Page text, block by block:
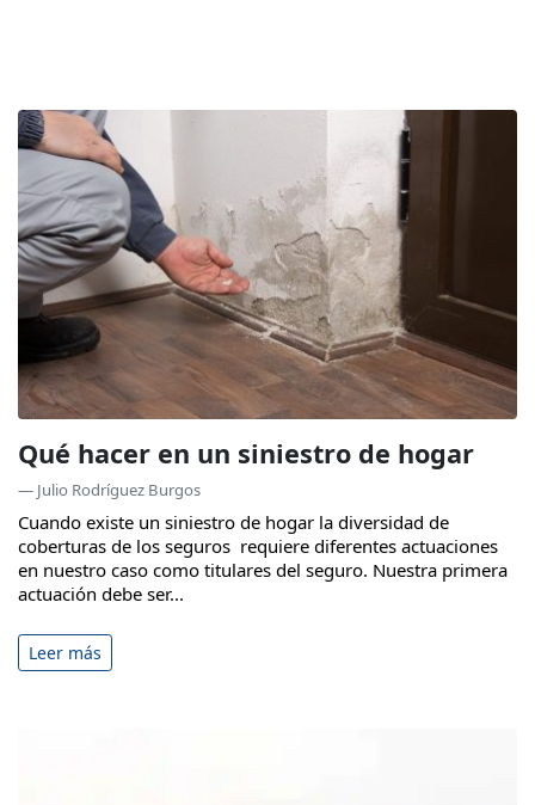
Qué hacer en un siniestro de hogar
— Julio Rodríguez Burgos
Cuando existe un siniestro de hogar la diversidad de
coberturas de los seguros requiere diferentes actuaciones
en nuestro caso como titulares del seguro. Nuestra primera
actuación debe ser...
Leer más